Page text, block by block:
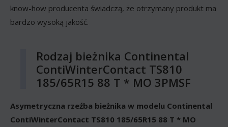
know-how producenta świadczą, że otrzymany produkt ma
bardzo wysoką jakość.
Rodzaj bieżnika Continental
ContiWinterContact TS810
185/65R15 88 T * MO 3PMSF
Asymetryczna rzeźba bieżnika w modelu Continental
ContiWinterContact TS810 185/65R15 88 T * MO